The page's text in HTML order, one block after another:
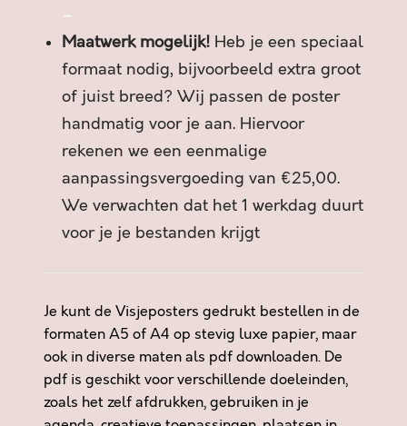
–
Maatwerk mogelijk! Heb je een speciaal
formaat nodig, bijvoorbeeld extra groot
of juist breed? Wij passen de poster
handmatig voor je aan. Hiervoor
rekenen we een eenmalige
aanpassingsvergoeding van €25,00.
We verwachten dat het 1 werkdag duurt
voor je je bestanden krijgt
Je kunt de Visjeposters gedrukt bestellen in de
formaten A5 of A4 op stevig luxe papier, maar
ook in diverse maten als pdf downloaden. De
pdf is geschikt voor verschillende doeleinden,
zoals het zelf afdrukken, gebruiken in je